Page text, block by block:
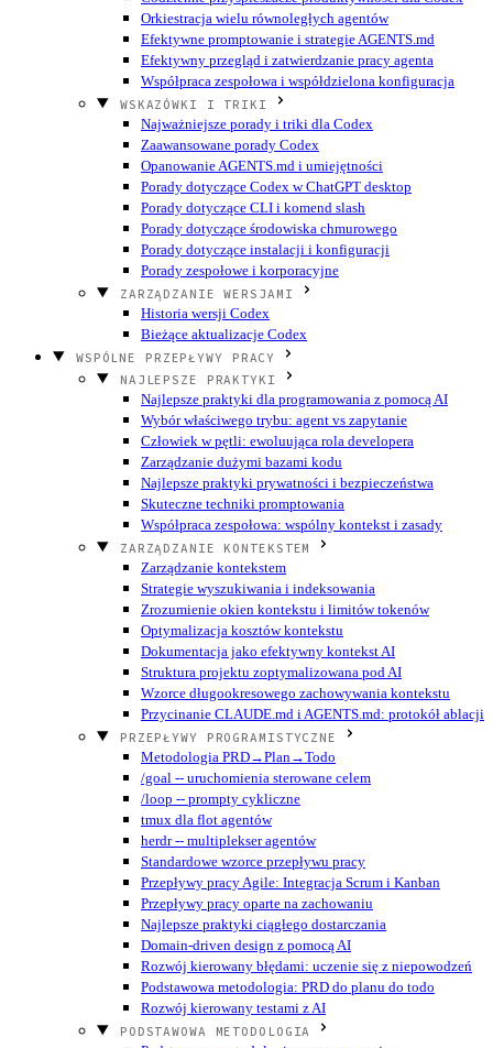
Orkiestracja wielu równoległych agentów
Efektywne promptowanie i strategie AGENTS.md
Efektywny przegląd i zatwierdzanie pracy agenta
Współpraca zespołowa i współdzielona konfiguracja
WSKAZÓWKI I TRIKI
Najważniejsze porady i triki dla Codex
Zaawansowane porady Codex
Opanowanie AGENTS.md i umiejętności
Porady dotyczące Codex w ChatGPT desktop
Porady dotyczące CLI i komend slash
Porady dotyczące środowiska chmurowego
Porady dotyczące instalacji i konfiguracji
Porady zespołowe i korporacyjne
ZARZĄDZANIE WERSJAMI
Historia wersji Codex
Bieżące aktualizacje Codex
WSPÓLNE PRZEPŁYWY PRACY
NAJLEPSZE PRAKTYKI
Najlepsze praktyki dla programowania z pomocą AI
Wybór właściwego trybu: agent vs zapytanie
Człowiek w pętli: ewoluująca rola developera
Zarządzanie dużymi bazami kodu
Najlepsze praktyki prywatności i bezpieczeństwa
Skuteczne techniki promptowania
Współpraca zespołowa: wspólny kontekst i zasady
ZARZĄDZANIE KONTEKSTEM
Zarządzanie kontekstem
Strategie wyszukiwania i indeksowania
Zrozumienie okien kontekstu i limitów tokenów
Optymalizacja kosztów kontekstu
Dokumentacja jako efektywny kontekst AI
Struktura projektu zoptymalizowana pod AI
Wzorce długookresowego zachowywania kontekstu
Przycinanie CLAUDE.md i AGENTS.md: protokół ablacji
PRZEPŁYWY PROGRAMISTYCZNE
Metodologia PRD→Plan→Todo
/goal -- uruchomienia sterowane celem
/loop -- prompty cykliczne
tmux dla flot agentów
herdr -- multiplekser agentów
Standardowe wzorce przepływu pracy
Przepływy pracy Agile: Integracja Scrum i Kanban
Przepływy pracy oparte na zachowaniu
Najlepsze praktyki ciągłego dostarczania
Domain-driven design z pomocą AI
Rozwój kierowany błędami: uczenie się z niepowodzeń
Podstawowa metodologia: PRD do planu do todo
Rozwój kierowany testami z AI
PODSTAWOWA METODOLOGIA